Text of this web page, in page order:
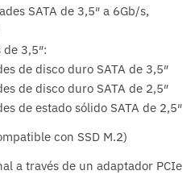
SATA de 3,5″ a 6Gb/s,
de 3,5″:
de disco duro SATA de 3,5″
de disco duro SATA de 2,5″
de estado sólido SATA de 2,5″
con SSD M.2)
a través de un adaptador PCIe